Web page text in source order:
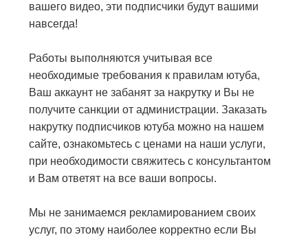
вашего видео, эти подписчики будут вашими
навсегда!
Работы выполняются учитывая все
необходимые требования к правилам ютуба,
Ваш аккаунт не забанят за накрутку и Вы не
получите санкции от администрации. Заказать
накрутку подписчиков ютуба можно на нашем
сайте, ознакомьтесь с ценами на наши услуги,
при необходимости свяжитесь с консультантом
и Вам ответят на все ваши вопросы.
Мы не занимаемся рекламированием своих
услуг, по этому наиболее корректно если Вы